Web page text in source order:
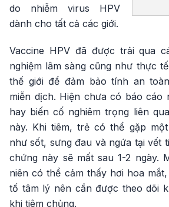
do nhiễm virus HPV
dành cho tất cả các giới.
Vaccine HPV đã được trải qua
nghiệm lâm sàng cũng như thực
thế giới để đảm bảo tính an
miễn dịch. Hiện chưa có báo cáo
hay biến cố nghiêm trọng liên
này. Khi tiêm, trẻ có thể gặp
như sốt, sưng đau và ngứa tại vết
chứng này sẽ mất sau 1-2 ngày.
niên có thể cảm thấy hơi hoa
tố tâm lý nên cần được theo dõi
khi tiêm chủng.